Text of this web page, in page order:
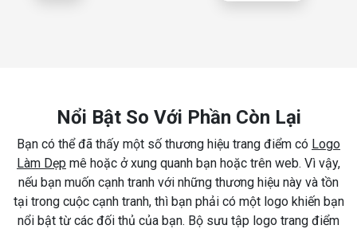
Nổi Bật So Với Phần Còn Lại
Bạn có thể đã thấy một số thương hiệu trang điểm có Logo
Làm Dẹp mê hoặc ở xung quanh bạn hoặc trên web. Vì vậy,
nếu bạn muốn cạnh tranh với những thương hiệu này và tồn
tại trong cuộc cạnh tranh, thì bạn phải có một logo khiến bạn
nổi bật từ các đối thủ của bạn. Bộ sưu tập logo trang điểm